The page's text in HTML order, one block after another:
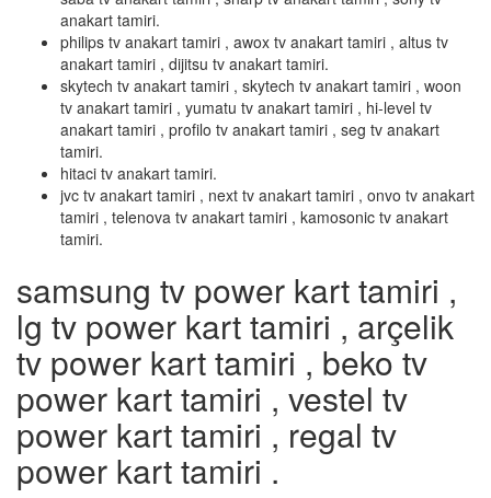
anakart tamiri.
philips tv anakart tamiri , awox tv anakart tamiri , altus tv
anakart tamiri , dijitsu tv anakart tamiri.
skytech tv anakart tamiri , skytech tv anakart tamiri , woon
tv anakart tamiri , yumatu tv anakart tamiri , hi-level tv
anakart tamiri , profilo tv anakart tamiri , seg tv anakart
tamiri.
hitaci tv anakart tamiri.
jvc tv anakart tamiri , next tv anakart tamiri , onvo tv anakart
tamiri , telenova tv anakart tamiri , kamosonic tv anakart
tamiri.
samsung tv power kart tamiri ,
lg tv power kart tamiri , arçelik
tv power kart tamiri , beko tv
power kart tamiri , vestel tv
power kart tamiri , regal tv
power kart tamiri .